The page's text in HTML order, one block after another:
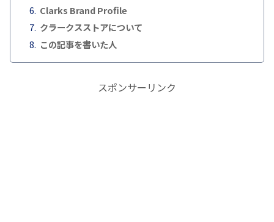
Clarks Brand Profile
クラークスストアについて
この記事を書いた人
スポンサーリンク